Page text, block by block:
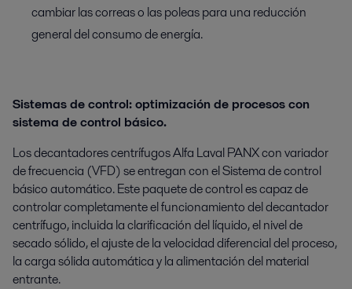
cambiar las correas o las poleas para una reducción
general del consumo de energía.
Sistemas de control: optimización de procesos con
sistema de control básico.
Los decantadores centrífugos Alfa Laval PANX con variador
de frecuencia (VFD) se entregan con el Sistema de control
básico automático. Este paquete de control es capaz de
controlar completamente el funcionamiento del decantador
centrífugo, incluida la clarificación del líquido, el nivel de
secado sólido, el ajuste de la velocidad diferencial del proceso,
la carga sólida automática y la alimentación del material
entrante.